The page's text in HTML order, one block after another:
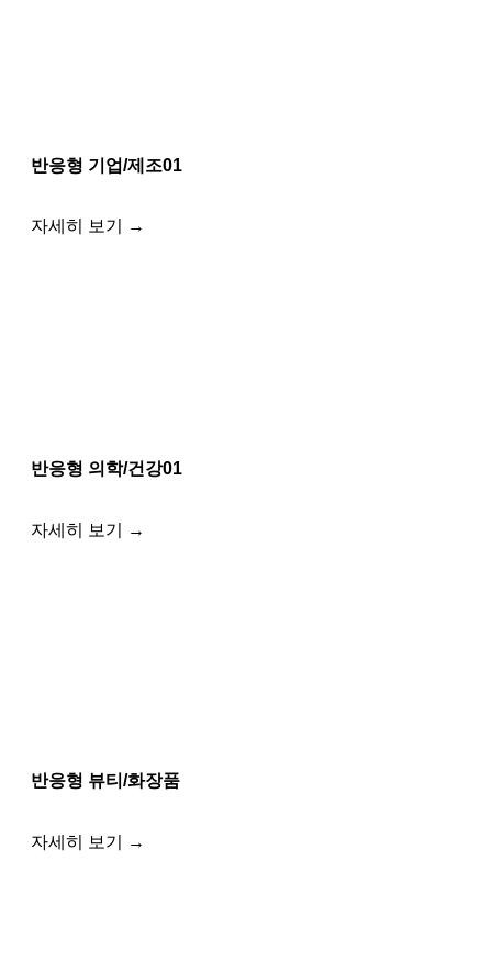
반응형 기업/제조01
자세히 보기 →
반응형 의학/건강01
자세히 보기 →
반응형 뷰티/화장품
자세히 보기 →